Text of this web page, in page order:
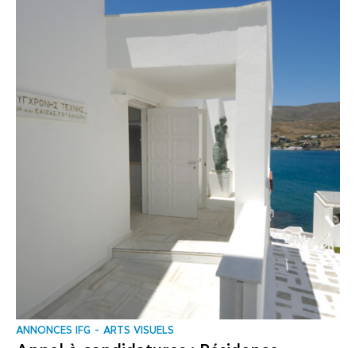
ANNONCES IFG ARTS VISUELS